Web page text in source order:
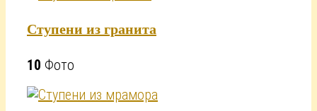
Ступени из гранита
10 Фото